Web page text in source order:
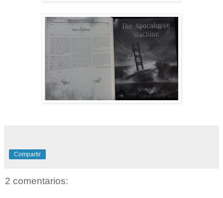
Compartir
2 comentarios: